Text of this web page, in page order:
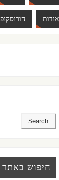
אודות הורוסקופ
חיפוש באתר